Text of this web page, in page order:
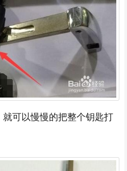
可以慢慢的把整个钥匙打